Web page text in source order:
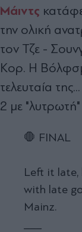
Μάιντς
την ολική
τον Τζε -
Κορ. Η
τελευταία
2 με
🛑 FINAL
Left it late,
with late
Mainz.